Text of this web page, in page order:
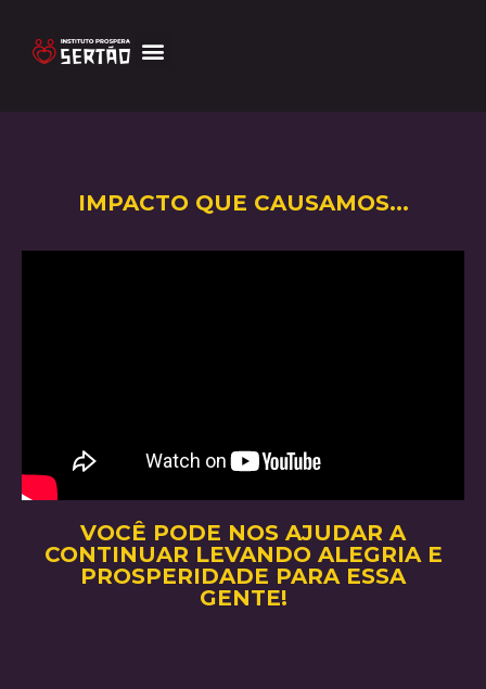
IMPACTO QUE CAUSAMOS...
VOCÊ PODE NOS AJUDAR A
CONTINUAR LEVANDO ALEGRIA E
PROSPERIDADE PARA ESSA
GENTE!